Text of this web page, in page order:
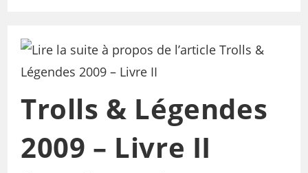
Trolls & Légendes
2009 – Livre II